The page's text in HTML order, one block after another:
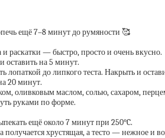
ещё 7–8 минут до румяности 🥰
раскатки — быстро, просто и очень вкусно.
оставить на 5 минут.
до липкого теста. Накрыть и
20 минут.
оливковым маслом, солью, сахаром,
руками по форме.
ещё около 7 минут при 250°C.
получается хрустящая, а тесто — нежное и